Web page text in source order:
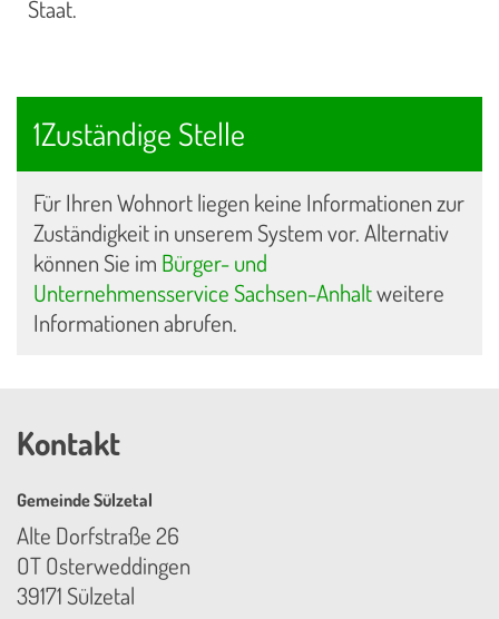
Staat.
1Zuständige Stelle
Für Ihren Wohnort liegen keine Informationen zur
Zuständigkeit in unserem System vor. Alternativ
können Sie im Bürger- und
Unternehmensservice Sachsen-Anhaltweitere
Informationen abrufen.
Kontakt
Gemeinde Sülzetal
Alte Dorfstraße 26
OT Osterweddingen
39171 Sülzetal